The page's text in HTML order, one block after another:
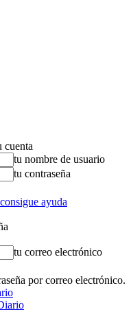
cuenta
tu nombre de usuario
tu contraseña
ayuda
tu correo electrónico
por correo electrónico.